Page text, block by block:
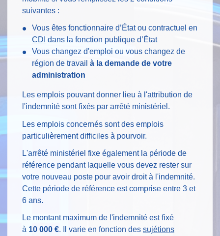
suivantes :
Vous êtes fonctionnaire d’État ou contractuel en
CDI dans la fonction publique d’État
Vous changez d'emploi ou vous changez de
région de travail à la demande de votre
administration
Les emplois pouvant donner lieu à l'attribution de
l'indemnité sont fixés par arrêté ministériel.
Les emplois concernés sont des emplois
particulièrement difficiles à pourvoir.
L'arrêté ministériel fixe également la période de
référence pendant laquelle vous devez rester sur
votre nouveau poste pour avoir droit à l'indemnité.
Cette période de référence est comprise entre 3 et
6 ans.
Le montant maximum de l'indemnité est fixé
à 10 000 €. Il varie en fonction des sujétions